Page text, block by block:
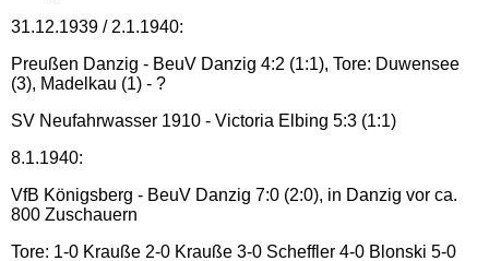
31.12.1939 / 2.1.1940:
Preußen Danzig - BeuV Danzig 4:2 (1:1), Tore: Duwensee
(3), Madelkau (1) - ?
SV Neufahrwasser 1910 - Victoria Elbing 5:3 (1:1)
8.1.1940:
VfB Königsberg - BeuV Danzig 7:0 (2:0), in Danzig vor ca.
800 Zuschauern
Tore: 1-0 Krauße 2-0 Krauße 3-0 Scheffler 4-0 Blonski 5-0